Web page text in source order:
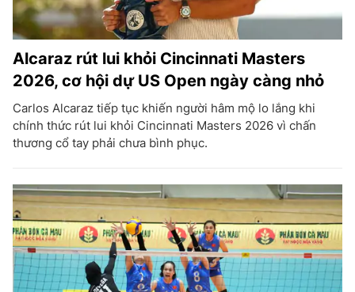
Alcaraz rút lui khỏi Cincinnati Masters
2026, cơ hội dự US Open ngày càng nhỏ
Carlos Alcaraz tiếp tục khiến người hâm mộ lo lắng khi
chính thức rút lui khỏi Cincinnati Masters 2026 vì chấn
thương cổ tay phải chưa bình phục.